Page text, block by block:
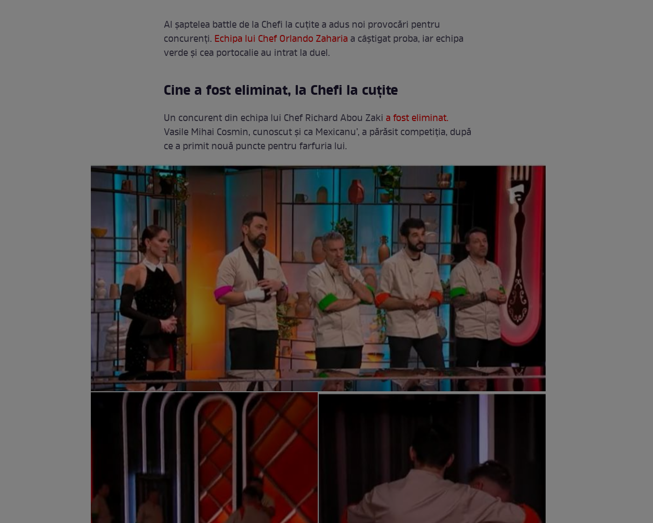
Al șaptelea battle de la Chefi la cuțite a adus noi provocări pentru
concurenți. Echipa lui Chef Orlando Zaharia a câștigat proba, iar echipa
verde și cea portocalie au intrat la duel.
Cine a fost eliminat, la Chefi la cuțite
Un concurent din echipa lui Chef Richard Abou Zaki a fost eliminat.
Vasile Mihai Cosmin, cunoscut și ca Mexicanu’, a părăsit competiția, după
ce a primit nouă puncte pentru farfuria lui.